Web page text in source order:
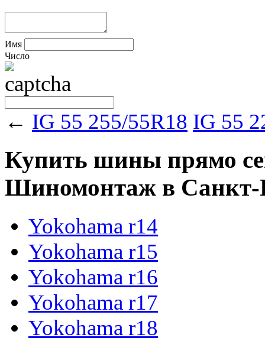
Имя
Число
← IG 55 255/55R18 IG 55
Купить шины прямо
Шиномонтаж в Санкт-
Yokohama r14
Yokohama r15
Yokohama r16
Yokohama r17
Yokohama r18